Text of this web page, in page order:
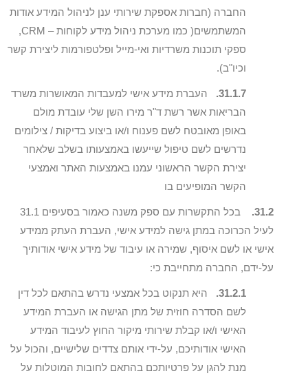
החברה (חברות אספקת שירותי ענן לניהול המידע אודות
המשתמשים( כמו מערכת ניהול מידע לקוחות – CRM,
ספקי תוכנות משרדיות ואי-מייל ופלטפורמות ליצירת קשר
וכיו"ב).
31.1.7.
העברת מידע אישי למעבדות המאושרות משרד
הבריאות אשר רשת ד"ר מירו השן שלי עובדת מולם
באופן מאובטח לשם פענוח ו/או ביצוע בדיקות / צילומים
נדרשים לשם טיפול שייעשו באמצעותו בשלב שלאחר
יצירת הקשר הראשוני עמנו באמצעות האתר ואמצעי
הקשר המופיעים בו
31.2.
בכל התקשרות עם ספק משנה כאמור בסעיפים 31.1
לעיל הכרוכה במתן גישה למידע אישי, העברת העתק ממידע
אישי או לשם איסוף, שמירה או עיבוד של מידע אישי אודותיך
על-ידם, החברה מתחייבת כי:
31.2.1.
היא תנקוט בכל אמצעי נדרש בהתאם לכל דין
לשם הסדרה חוזית של מתן הגישה או העברת המידע
האישי ו/או קבלת שירותי מיקור החוץ לעיבוד המידע
האישי אודותיכם, על-ידי אותם צדדים שלישיים, והכול על
מנת להגן על פרטיותכם בהתאם לחובות המוטלות על